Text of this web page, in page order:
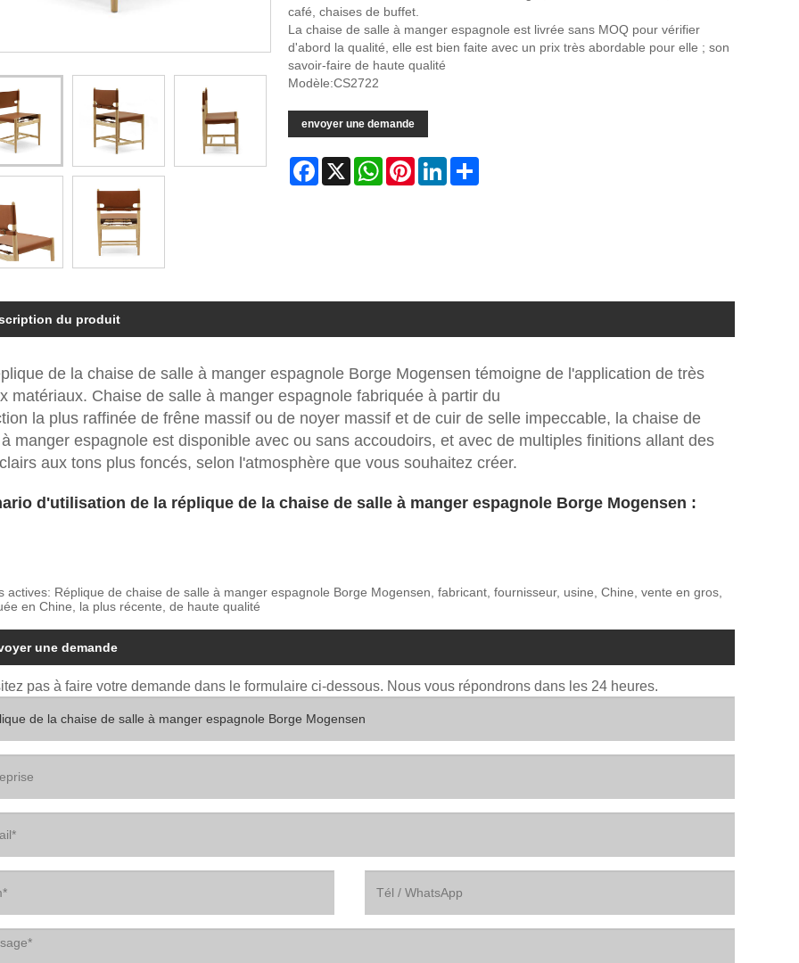
café, chaises de buffet.
La chaise de salle à manger espagnole est livrée sans MOQ pour vérifier
d'abord la qualité, elle est bien faite avec un prix très abordable pour elle ; son
savoir-faire de haute qualité
Modèle:CS2722
envoyer une demande
Facebook
X WhatsAppPinterestLinkedInShare
du produit
de la chaise de salle à manger espagnole Borge Mogensen témoigne de l'application de très
matériaux. Chaise de salle à manger espagnole fabriquée à partir du
la plus raffinée de frêne massif ou de noyer massif et de cuir de selle impeccable, la chaise de
manger espagnole est disponible avec ou sans accoudoirs, et avec de multiples finitions allant des
aux tons plus foncés, selon l'atmosphère que vous souhaitez créer.
d'utilisation de la réplique de la chaise de salle à manger espagnole Borge Mogensen :
actives: Réplique de chaise de salle à manger espagnole Borge Mogensen, fabricant, fournisseur, usine, Chine, vente en gros,
en Chine, la plus récente, de haute qualité
une demande
pas à faire votre demande dans le formulaire ci-dessous. Nous vous répondrons dans les 24 heures.